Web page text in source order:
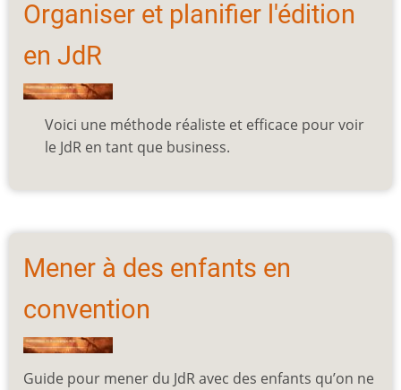
Organiser et planifier l'édition
en JdR
Voici une méthode réaliste et efficace pour voir
le JdR en tant que business.
Mener à des enfants en
convention
Guide pour mener du JdR avec des enfants qu’on ne